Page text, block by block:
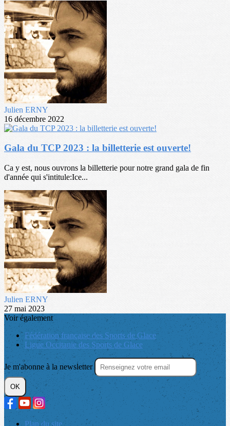
Julien ERNY
16 décembre 2022
Gala du TCP 2023 : la billetterie est ouverte!
Ca y est, nous ouvrons la billetterie pour notre grand gala de fin
d'année qui s'intitule:Ice...
Julien ERNY
27 mai 2023
Voir également
Fédération française des Sports de Glace
Ligue Occitanie des Sports de Glace
Je m'abonne à la newsletter
OK
Plan du site